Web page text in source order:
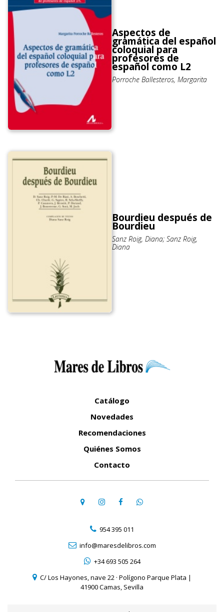
Aspectos de
gramática del español
coloquial para
profesores de
español como L2
Porroche Ballesteros, Margarita
Bourdieu después de
Bourdieu
Sanz Roig, Diana; Sanz Roig,
Diana
Catálogo
Novedades
Recomendaciones
Quiénes Somos
Contacto
954 395 011
info@maresdelibros.com
+34 693 505 264
C/ Los Hayones, nave 22 · Polígono Parque Plata |
41900 Camas, Sevilla